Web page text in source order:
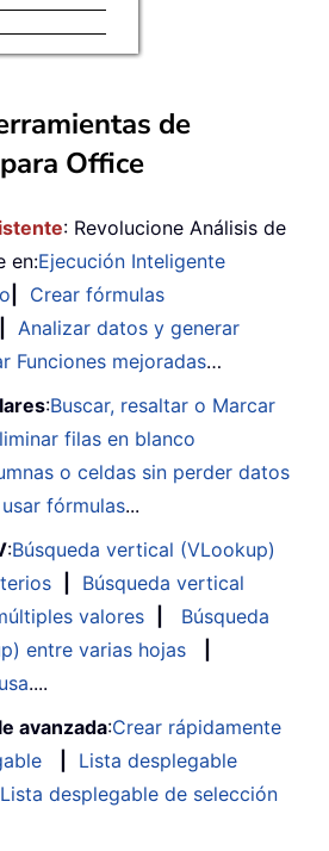
de
Office
: Revolucione Análisis de
en:Ejecución Inteligente
Crear fórmulas
Analizar datos y generar
Funciones mejoradas…
:Buscar, resaltar o Marcar
filas en blanco
o celdas sin perder datos
fórmulas...
:Búsqueda vertical (VLookup)
Búsqueda vertical
valores
Búsqueda
entre varias hojas
....
avanzada:Crear rápidamente
Lista desplegable
Lista desplegable de selección